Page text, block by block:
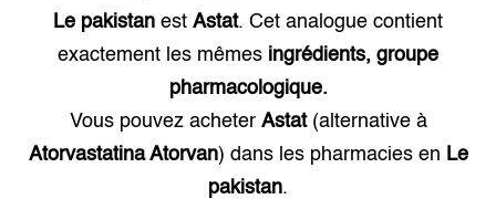
Le pakistan est Astat. Cet analogue contient
exactement les mêmes ingrédients, groupe
pharmacologique.
Vous pouvez acheter Astat(alternative à
Atorvastatina Atorvan) dans les pharmacies en Le
pakistan.